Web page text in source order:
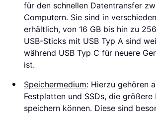
für den schnellen Datentransfer
Computern. Sie sind in
erhältlich, von 16 GB bis hin zu
USB-Sticks mit USB Typ A sind
während USB Typ C für neuere
ist.
Speichermedium: Hierzu gehören
Festplatten und SSDs, die größere
speichern können. Diese sind